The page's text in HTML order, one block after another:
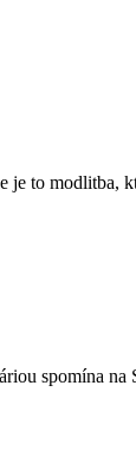
je to modlitba,
spomína na